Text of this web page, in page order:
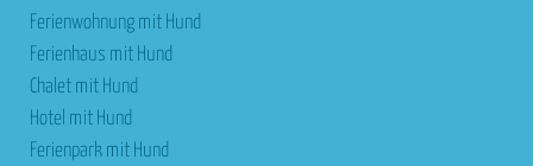
Ferienwohnung mit Hund
Ferienhaus mit Hund
Chalet mit Hund
Hotel mit Hund
Ferienpark mit Hund